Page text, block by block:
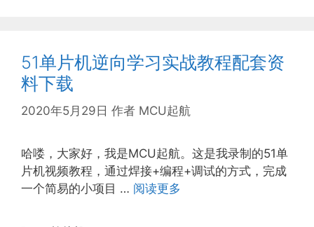
51单片机逆向学习实战教程配套资
料下载
2020年5月29日 作者 MCU起航
哈喽，大家好，我是MCU起航。这是我录制的51单
片机视频教程，通过焊接+编程+调试的方式，完成
一个简易的小项目 … 阅读更多